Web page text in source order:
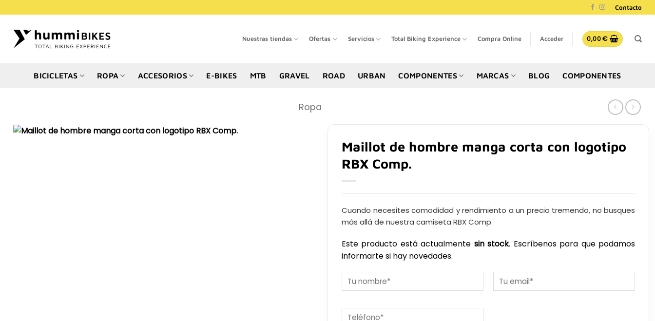
al
contenido
Contacto
Nuestras tiendas Ofertas Servicios Total Biking Experience Compra Online Acceder 0,00€
BICICLETAS ROPA ACCESORIOS E-BIKES MTB GRAVEL ROAD URBAN COMPONENTES MARCAS BLOG COMPONENTES
Ropa
Maillot de hombre manga corta con logotipo
RBX Comp.
Cuando necesites comodidad y rendimiento a un precio tremendo, no busques
más allá de nuestra camiseta RBX Comp.
Este producto está actualmente sin stock. Escríbenos para que podamos
informarte si hay novedades.